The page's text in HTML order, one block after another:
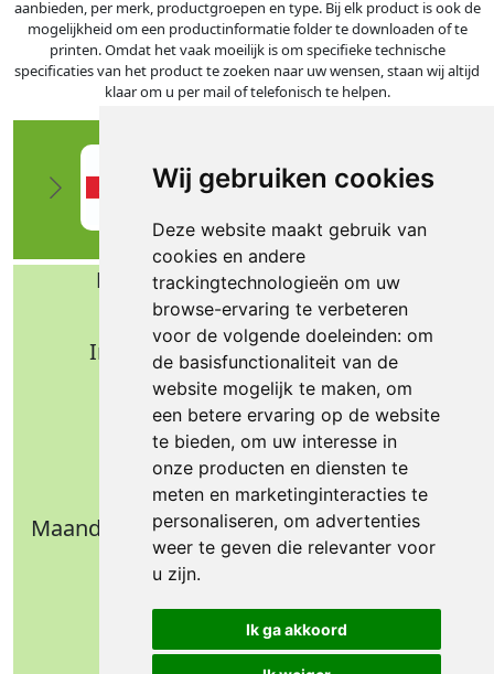
Wij gebruiken cookies
Deze website maakt gebruik van
cookies en andere
trackingtechnologieën om uw
browse-ervaring te verbeteren
voor de volgende doeleinden: om
de basisfunctionaliteit van de
website mogelijk te maken, om
een betere ervaring op de website
te bieden, om uw interesse in
onze producten en diensten te
meten en marketinginteracties te
personaliseren, om advertenties
weer te geven die relevanter voor
u zijn.
Ik ga akkoord
aanbieden, per merk, productgroepen en type. Bij elk product is ook de
mogelijkheid om een productinformatie folder te downloaden of te
printen. Omdat het vaak moeilijk is om specifieke technische
specificaties van het product te zoeken naar uw wensen, staan wij altijd
klaar om u per mail of telefonisch te helpen.
Bafa b.v. Technische import
Nijverheidsweg 11
Industrieterrein Verheulsweide
7005 AS Doetinchem
Tel.: +31 (0)314 344 342
Email: info@bafa.nl
Openingstijden
Maandag t/m donderdag: 09.00 - 16.30 uur
Vrijdag: 09.00 - 14.30 uur
Weekend: gesloten